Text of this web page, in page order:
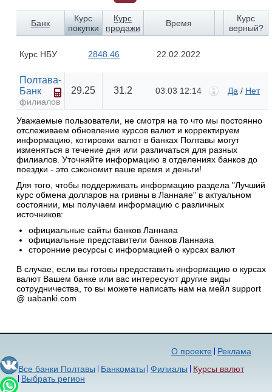
Банк
Курс
покупки
Курс
продажи
Время
Курс
верный?
Курс НБУ 2848.46 22.02.2022
Полтава-
Банк
филиалов
29.25 31.2 03.03 12:14 Да / Нет
Уважаемые пользователи, не смотря на то что мы постоянно
отслеживаем обновление курсов валют и корректируем
информацию, котировки валют в банках Полтавы могут
изменяться в течение дня или различаться для разных
филиалов. Уточняйте информацию в отделениях банков до
поездки - это сэкономит ваше время и деньги!
Для того, чтобы поддерживать информацию раздела "Лучший
курс обмена долларов на гривны в Ланнаяе" в актуальном
состоянии, мы получаем информацию с различных
источников:
официальные сайты банков Ланнаяа
официальные представители банков Ланнаяа
сторонние ресурсы с информацией о курсах валют
В случае, если вы готовы предоставить информацию о курсах
валют Вашем банке или вас интересуют другие виды
сотрудничества, то вы можете написать нам на мейл support
@ uabanki.com
Реклама
О проекте
Все банки Полтавы
Банкоматы Филиалы
Курсы валют
Выбрать регион